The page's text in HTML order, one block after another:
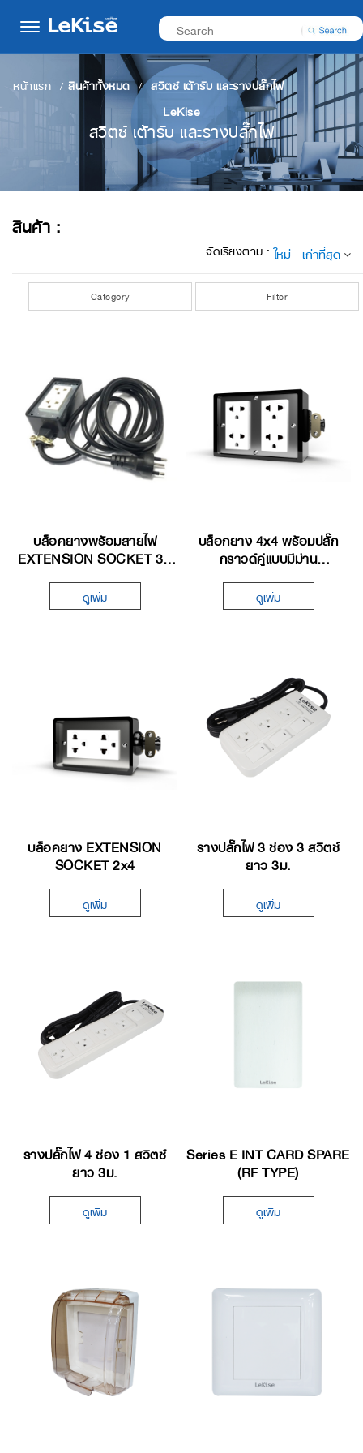
หน้าแรก สินค้าทั้งหมด
สวิตช์ เต้ารับ และรางปลั๊กไฟ
LeKise
สวิตช์ เต้ารับ และรางปลั๊กไฟ
สินค้า :
จัดเรียงตาม :ใหม่ - เก่าที่สุด
Category Filter
บล็อคยางพร้อมสายไฟ
EXTENSION SOCKET 3 -
ดูเพิ่ม
บล็อกยาง 4x4 พร้อมปลั๊ก
กราวด์คู่แบบมีม่าน
EXTENSION SOCKET
ดูเพิ่ม
บล็อคยาง EXTENSION
SOCKET 2x4
ดูเพิ่ม
รางปลั๊กไฟ 3 ช่อง 3 สวิตซ์
ยาว 3ม.
ดูเพิ่ม
รางปลั๊กไฟ 4 ช่อง 1 สวิตซ์
ยาว 3ม.
ดูเพิ่ม
Series E INT CARD SPARE
(RF TYPE)
ดูเพิ่ม